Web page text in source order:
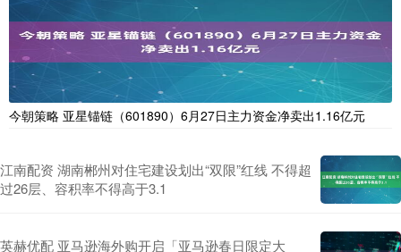
今朝策略 亚星锚链（601890）6月27日主力资金净卖出1.16亿元
江南配资 湖南郴州对住宅建设划出“双限”红线 不得超
过26层、容积率不得高于3.1
英赫优配 亚马逊海外购开启「亚马逊春日限定大